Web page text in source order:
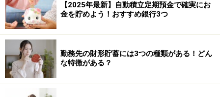
【2025年最新】自動積立定期預金で確実にお
金を貯めよう！おすすめ銀行3つ
勤務先の財形貯蓄には3つの種類がある！どん
な特徴がある？